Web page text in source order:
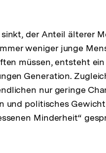
der Anteil älterer
weniger junge
müssen, entsteht
Generation.
nur geringe
und politisches
Minderheit“